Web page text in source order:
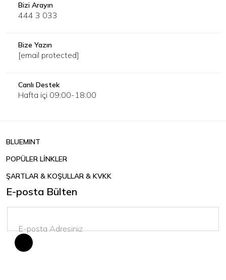
Bizi Arayın
444 3 033
Bize Yazın
[email protected]
Canlı Destek
Hafta içi 09:00-18:00
BLUEMINT
POPÜLER LİNKLER
ŞARTLAR & KOŞULLAR & KVKK
E-posta Bülten